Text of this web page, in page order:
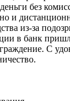
без
и
из-за
в банк
С